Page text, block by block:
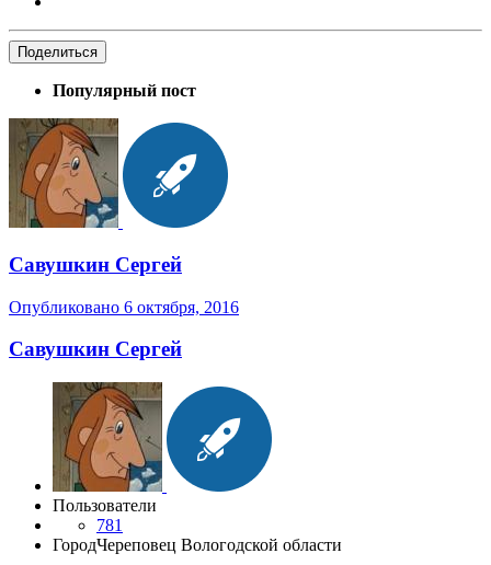
Поделиться
Популярный пост
Савушкин Сергей
Опубликовано 6 октября, 2016
Савушкин Сергей
Пользователи
781
ГородЧереповец Вологодской области